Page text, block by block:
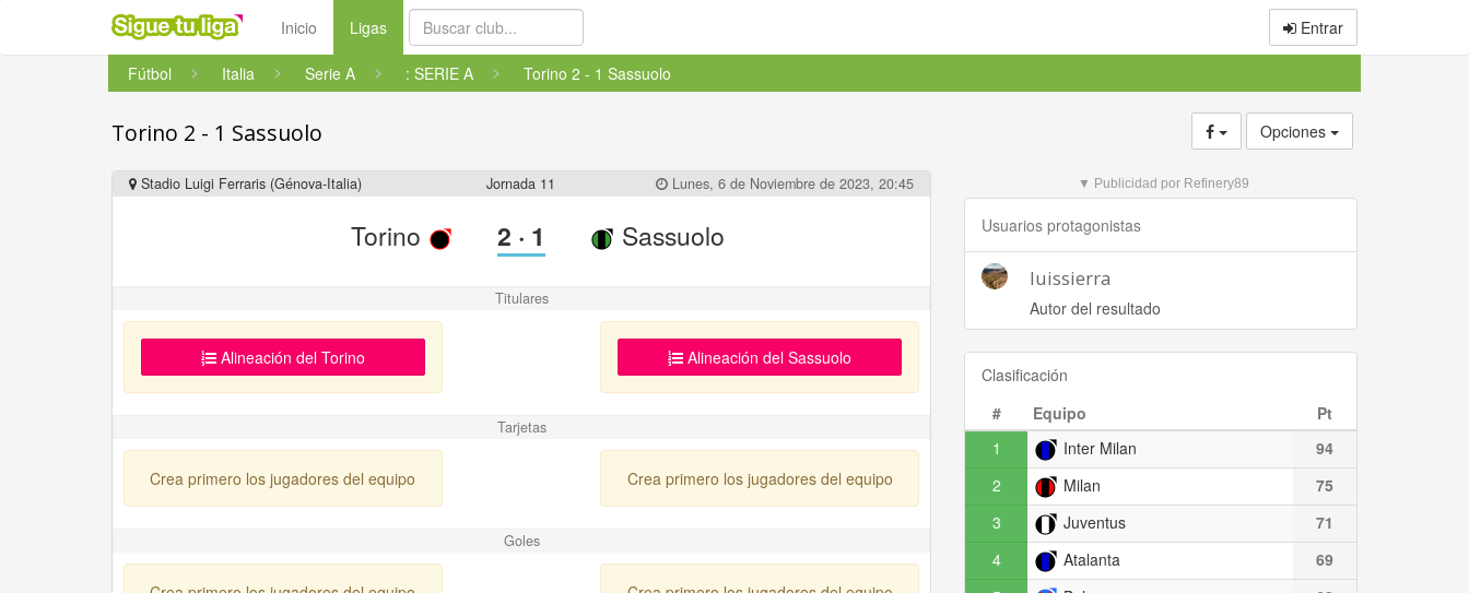
Inicio Ligas(current) Entrar
Fútbol Italia Serie A : SERIE A Torino 2 - 1 Sassuolo
Torino 2 - 1 Sassuolo Opciones
Stadio Luigi Ferraris (Génova-Italia) Jornada 11 Lunes, 6 de Noviembre de 2023, 20:45
Torino 2 · 1 Sassuolo
Titulares
Alineación del Torino Alineación del Sassuolo
Tarjetas
Crea primero los jugadores del equipo Crea primero los jugadores del equipo
Goles
▼ Publicidad por Refinery89
Usuarios protagonistas
luissierra
Autor del resultado
Clasificación
#
Equipo
Pt
1
Inter Milan
94
2
Milan
75
3
Juventus
71
4
Atalanta
69